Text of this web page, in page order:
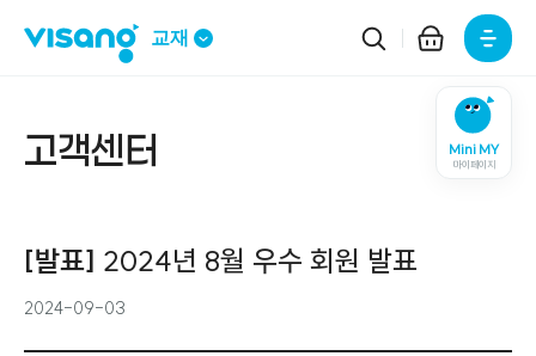
교재
고객센터
[발표] 2024년 8월 우수 회원 발표
2024-09-03
Mini MY
마이페이지